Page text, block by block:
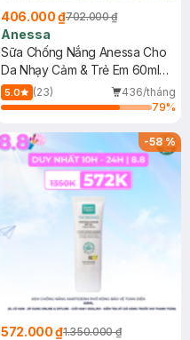
406.000 ₫702.000 ₫
Anessa
Sữa Chống Nắng Anessa Cho
Da Nhạy Cảm & Trẻ Em 60ml
(Mới)
5.0 (23)
436/tháng
79%
-58%
572.000 ₫1.350.000 ₫